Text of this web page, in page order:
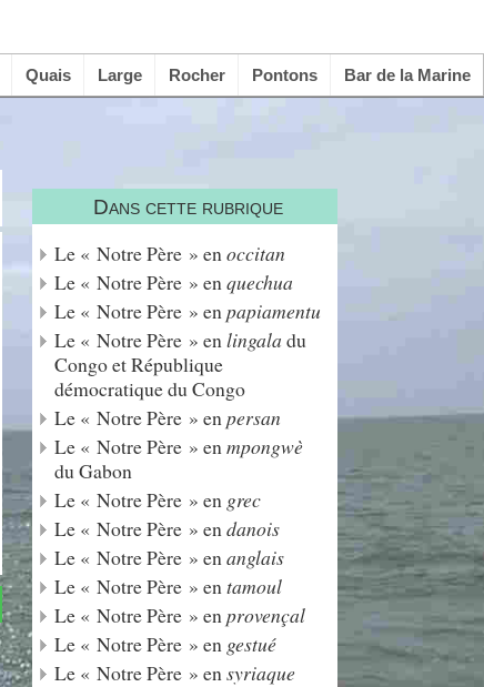
Quais Large Rocher Pontons Bar de la Marine
Dans cette rubrique
Le « Notre Père » enoccitan
Le « Notre Père » enquechua
Le « Notre Père » enpapiamentu
Le « Notre Père » enlingala du
Congo et République
démocratique du Congo
Le « Notre Père » enpersan
Le « Notre Père » enmpongwè
du Gabon
Le « Notre Père » en grec
Le « Notre Père » endanois
Le « Notre Père » enanglais
Le « Notre Père » entamoul
Le « Notre Père » enprovençal
Le « Notre Père » en gestué
Le « Notre Père » ensyriaque